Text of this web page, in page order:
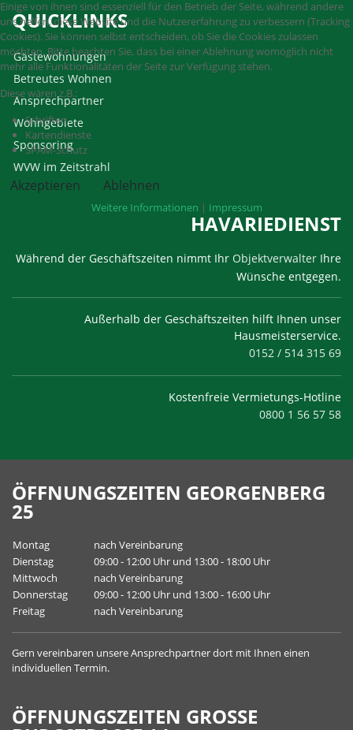
QUICKLINKS
Gästewohnungen
Betreutes Wohnen
Ansprechpartner
Wohngebiete
Sponsoring
WVW im Zeitstrahl
HAVARIEDIENST
Während der Geschäftszeiten nimmt Ihr Objektverwalter Ihre
Wünsche entgegen.
Außerhalb der Geschäftszeiten hilft Ihnen unser
Hausmeisterservice.
0152 / 514 315 69
Kostenfreie Vermietungs-Hotline
0800 1 56 57 58
ÖFFNUNGSZEITEN GEORGENBERG
25
Montag
nach Vereinbarung
Dienstag
09:00 - 12:00 Uhr und 13:00 - 18:00 Uhr
Mittwoch
nach Vereinbarung
Donnerstag
09:00 - 12:00 Uhr und 13:00 - 16:00 Uhr
Freitag
nach Vereinbarung
Gern vereinbaren unsereAnsprechpartnerdort mit Ihnen einen
individuellen Termin.
ÖFFNUNGSZEITEN GROSSE B
Einige von ihnen sind essenziell für den Betrieb der Seite, während andere
uns helfen, diese Website und die Nutzererfahrung zu verbessern (Tracking
Cookies). Sie können selbst entscheiden, ob Sie die Cookies zulassen
möchten. Bitte beachten Sie, dass bei einer Ablehnung womöglich nicht
mehr alle Funktionalitäten der Seite zur Verfügung stehen.
Diese wären z.B.:
Schriften
Kartendienste
SPAM-Schutz
Akzeptieren Ablehnen
Weitere Informationen | Impressum